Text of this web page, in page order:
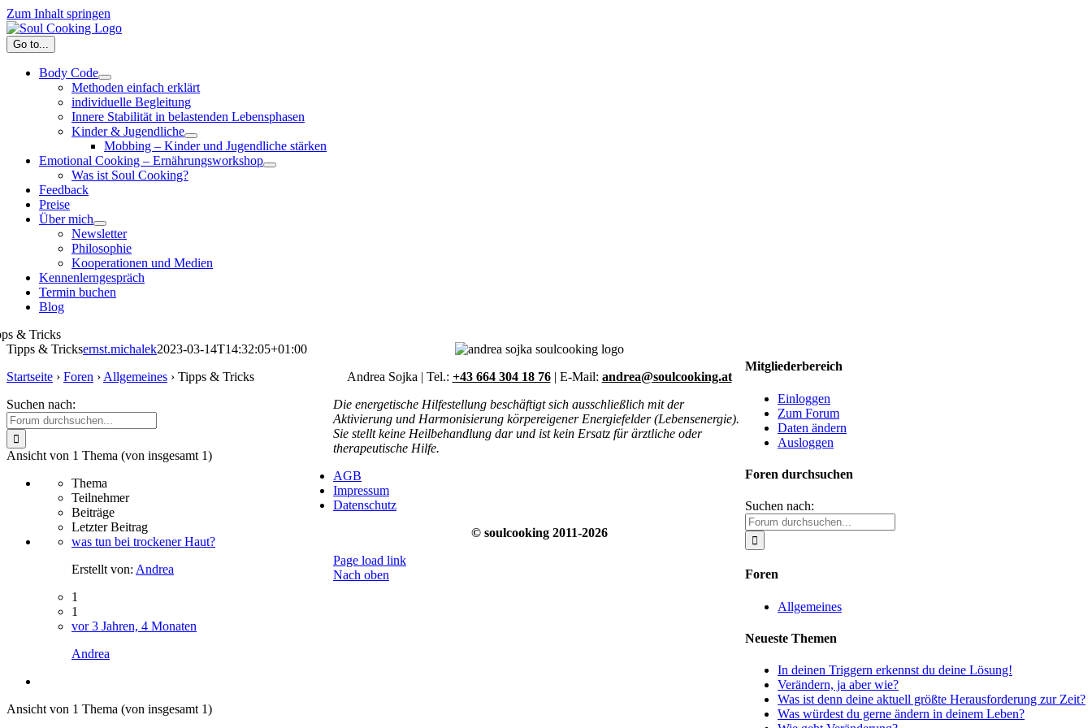
Zum Inhalt springen
Go to...
Body Code
Methoden einfach erklärt
individuelle Begleitung
Innere Stabilität in belastenden Lebensphasen
Kinder & Jugendliche
Mobbing – Kinder und Jugendliche stärken
Emotional Cooking – Ernährungsworkshop
Was ist Soul Cooking?
Feedback
Preise
Über mich
Newsletter
Philosophie
Kooperationen und Medien
Kennenlerngespräch
Termin buchen
Blog
& Tricks
Tipps & Tricksernst.michalek2023-03-14T14:32:05+01:00
Startseite › Foren › Allgemeines › Tipps & Tricks
Suchen nach:
Ansicht von 1 Thema (von insgesamt 1)
Thema
Teilnehmer
Beiträge
Letzter Beitrag
was tun bei trockener Haut?
Erstellt von: Andrea
1
1
vor 3 Jahren, 4 Monaten
Andrea
Ansicht von 1 Thema (von insgesamt 1)
Mitgliederbereich
Einloggen
Zum Forum
Daten ändern
Ausloggen
Foren durchsuchen
Suchen nach:
Foren
Allgemeines
Neueste Themen
In deinen Triggern erkennst du deine Lösung!
Verändern, ja aber wie?
Was ist denn deine aktuell größte Herausforderung zur Zeit?
Was würdest du gerne ändern in deinem Leben?
Andrea Sojka | Tel.: +43 664 304 18 76| E-Mail: andrea@soulcooking.at
Die energetische Hilfestellung beschäftigt sich ausschließlich mit der
Aktivierung und Harmonisierung körpereigener Energiefelder (Lebensenergie).
Sie stellt keine Heilbehandlung dar und ist kein Ersatz für ärztliche oder
therapeutische Hilfe.
AGB
Impressum
Datenschutz
© soulcooking 2011-2026
Page load link
Nach oben